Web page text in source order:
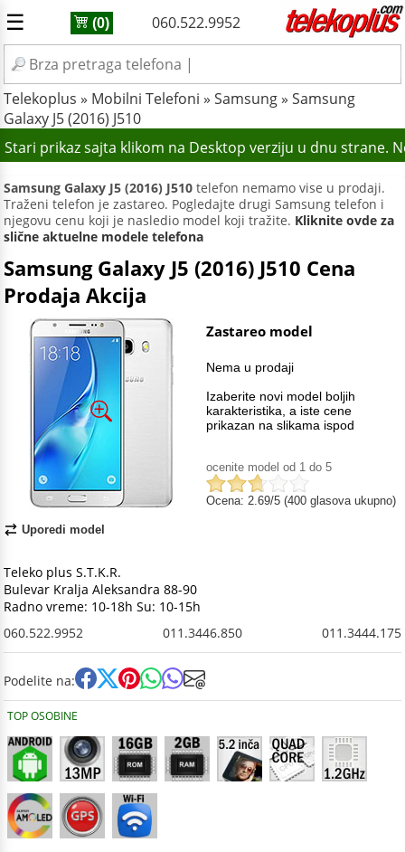
☰ (0) 060.522.9952
Telekoplus » Mobilni Telefoni » Samsung» Samsung
Galaxy J5 (2016) J510
prikaz sajta klikom na Desktop verziju u dnu strane.
Samsung Galaxy J5 (2016) J510 telefon nemamo vise u prodaji.
Traženi telefon je zastareo. Pogledajte drugi Samsung telefon i
njegovu cenu koji je nasledio model koji tražite. Kliknite ovde za
slične aktuelne modele telefona
Samsung Galaxy J5 (2016) J510 Cena
Prodaja Akcija
Uporedi model
Zastareo model
Nema u prodaji
Izaberite novi model boljih
karakteristika, a iste cene
prikazan na slikama ispod
ocenite model od 1 do 5
Ocena: 2.69/5 (400 glasova ukupno)
Teleko plus S.T.K.R.
Bulevar Kralja Aleksandra 88-90
Radno vreme: 10-18h Su: 10-15h
060.522.9952
011.3446.850 011.3444.175
Podelite na:
TOP OSOBINE